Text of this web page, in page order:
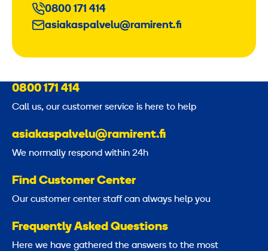
0800 171 414
asiakaspalvelu@ramirent.fi
0800 171 414
Call us, our customer service is here to help
asiakaspalvelu@ramirent.fi
We normally respond within 24h
Find Customer Center
Our customer center staff can always help you
Frequently Asked Questions
Here we have gathered the answers to the most